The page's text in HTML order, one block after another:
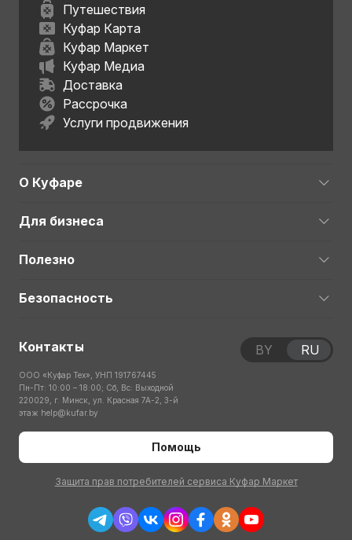
Путешествия
Куфар Карта
Куфар Маркет
Куфар Медиа
Доставка
Рассрочка
Услуги продвижения
О Куфаре
Для бизнеса
Полезно
Безопасность
Контакты
ООО «Куфар Тех», УНП 191767445
Пн-Пт: 10:00 – 18:00; Сб, Вс: Выходной
220029, г. Минск, ул. Красная 7А-2, 3-й
этаж help@kufar.by
Помощь
Защита прав потребителей сервиса Куфар Маркет
BY RU